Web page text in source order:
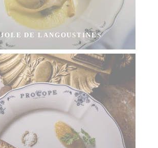
DE LANGOUSTINES